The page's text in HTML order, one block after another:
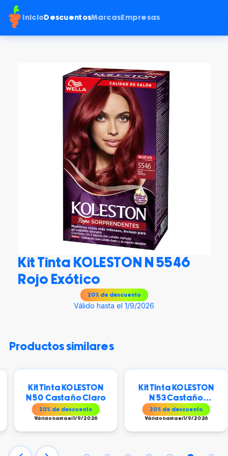
Inicio DescuentosMarcas Empresas
Kit Tinta KOLESTON N 5546
Rojo Exótico
20% de descuento
Válido hasta el 1/9/2026
productos similares
Kit Tinta KOLESTON
N 50 Castaño Claro
20% de descuento
Válido hasta el 1/9/2026
Kit Tinta KOLESTON
N 53 Castaño
Dorado Atardecer
20% de descuento
Válido hasta el 1/9/2026